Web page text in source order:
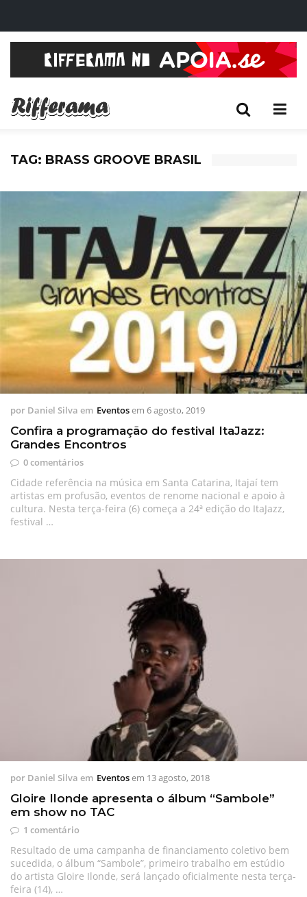
TAG: BRASS GROOVE BRASIL
por Daniel Silva em Eventosem 6 agosto, 2019
Confira a programação do festival ItaJazz:
Grandes Encontros
0 comentários
Cidade referência na música em Santa Catarina, Itajaí tem
artistas em profusão, eventos de renome nacional e apoio à
cultura. Nesta terça-feira (6) começa a 24ª edição do ItaJazz,
festival …
por Daniel Silva em Eventosem 13 agosto, 2018
Gloire Ilonde apresenta o álbum “Sambole”
em show no TAC
1 comentário
Resultado de uma campanha de financiamento coletivo bem
sucedida, o álbum “Sambole”, primeiro trabalho em estúdio
do artista Gloire Ilonde, será lançado oficialmente nesta terça-
feira (14), …